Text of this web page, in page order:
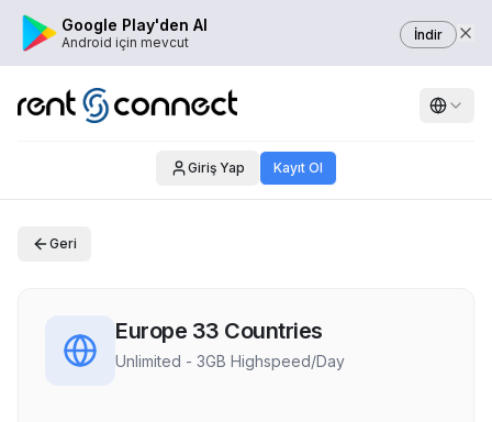
Google Play'den Al
Android için mevcut İndir
Giriş Yap Kayıt Ol
Geri
Europe 33 Countries
Unlimited - 3GB Highspeed/Day